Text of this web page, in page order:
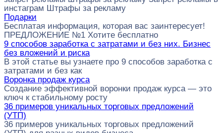
инстаграм Штрафы за рекламу
Подарки
Бесплатая информация, которая вас заинтересует!
ПРЕДЛОЖЕНИЕ №1 Хотите бесплатно
9 способов заработка с затратами и без них. Бизнес
без вложений и риска
В этой статье вы узнаете про 9 способов заработка с
затратами и без как
Воронка продаж курса
Создание эффективной воронки продаж курса — это
ключ к стабильному росту
36 примеров уникальных торговых предложений
(УТП)
36 примеров уникальных торговых предложений